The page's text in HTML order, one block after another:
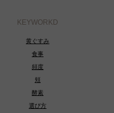
KEYWORKD
黄ぐすみ
食事
頻度
頬
酵素
選び方